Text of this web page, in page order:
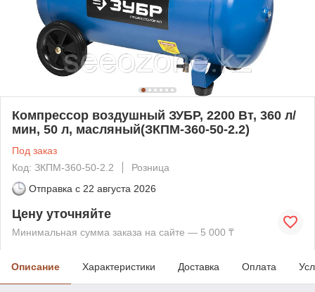
Компрессор воздушный ЗУБР, 2200 Вт, 360 л/
мин, 50 л, масляный(ЗКПМ-360-50-2.2)
Под заказ
Код: ЗКПМ-360-50-2.2
Розница
Отправка с 22 августа 2026
Цену уточняйте
Минимальная сумма заказа на сайте — 5 000 ₸
Описание Характеристики Доставка Оплата